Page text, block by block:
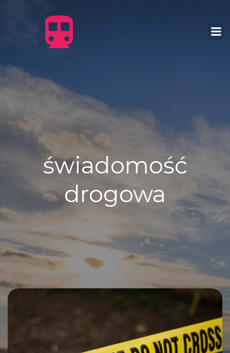
świadomość
drogowa